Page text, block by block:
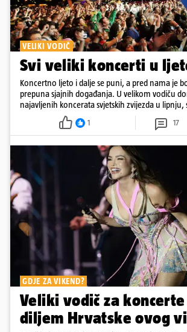
VELIKI VODIČ
Svi veliki koncerti u
Koncertno ljeto i dalje se puni, a pred nama je
prepuna sjajnih događanja. U velikom vodiču
najavljenih koncerata svjetskih zvijezda u lipnju,
2026. godine.
1 17
GDJE ZA VIKEND?
Veliki vodič za
diljem Hrvatske ovog